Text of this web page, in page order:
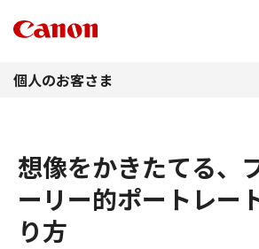
個人のお客さま
想像をかきたてる、
ーリー的ポートレー
り方